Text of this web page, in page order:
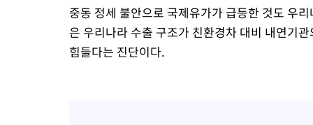
중동 정세 불안으로 국제유가가 급등한 것도 우
은 우리나라 수출 구조가 친환경차 대비 내연기
힘들다는 진단이다.